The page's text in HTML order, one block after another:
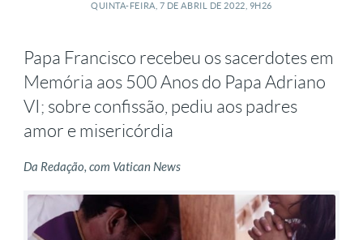
QUINTA-FEIRA, 7 DE ABRIL DE 2022, 9H26
Papa Francisco recebeu os sacerdotes em
Memória aos 500 Anos do Papa Adriano
VI; sobre confissão, pediu aos padres
amor e misericórdia
Da Redação, com Vatican News